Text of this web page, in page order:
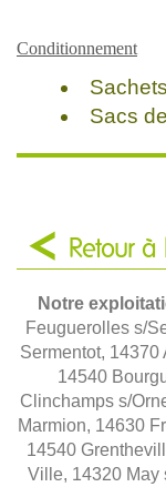
Conditionnement
Sacs
Retour à
Notre
Feuguerolles s/
Sermentot,
14540
Clinchamps s/
Marmion, 14630
14540
Ville, 14320 May